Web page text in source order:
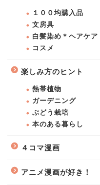
１００均購入品
文房具
白髪染め＊ヘアケア
コスメ
楽しみ方のヒント
熱帯植物
ガーデニング
ぶどう栽培
本のある暮らし
４コマ漫画
アニメ漫画が好き！